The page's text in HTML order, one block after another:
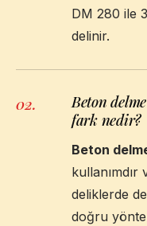
DM 280 ile
delinir.
02.
Beton
fark nedir?
Beton
kullanımdır
deliklerde
doğru